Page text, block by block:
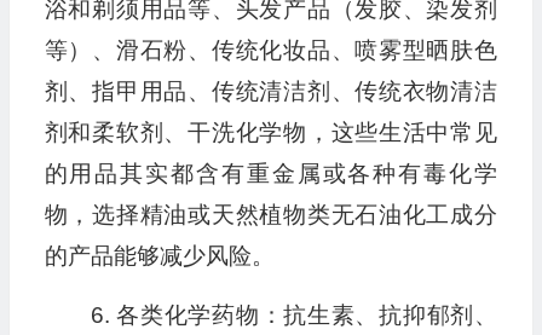
浴和剃须用品等、头发产品（发胶、染发剂
等）、滑石粉、传统化妆品、喷雾型晒肤色
剂、指甲用品、传统清洁剂、传统衣物清洁
剂和柔软剂、干洗化学物，这些生活中常见
的用品其实都含有重金属或各种有毒化学
物，选择精油或天然植物类无石油化工成分
的产品能够减少风险。
6. 各类化学药物：抗生素、抗抑郁剂、